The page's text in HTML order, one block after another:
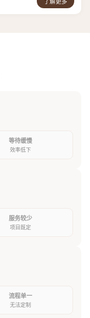
等待缓慢
效率低下
服务较少
项目既定
流程单一
无法定制